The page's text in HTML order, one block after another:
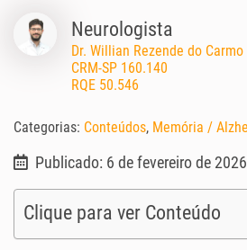
Neurologista
Dr. Willian Rezende do Carmo
CRM-SP 160.140
RQE 50.546
Categorias: Conteúdos, Memória /
Publicado: 6 de fevereiro de 2026
Clique para ver Conteúdo